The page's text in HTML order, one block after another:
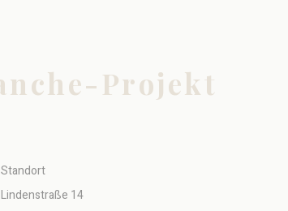
Projekt
Standort
Lindenstraße 14